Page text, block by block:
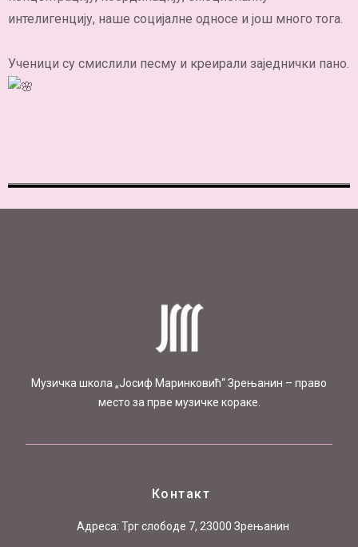
интелигенцију, наше социјалне односе и још много тога.
Ученици су смислили песму и креирали заједнички пано.
Mузичка школа „Јосиф Маринковић“ Зрењанин – право
место за прве музичке кораке.
Контакт
Aдреса: Трг слободе 7, 23000 Зрењанин